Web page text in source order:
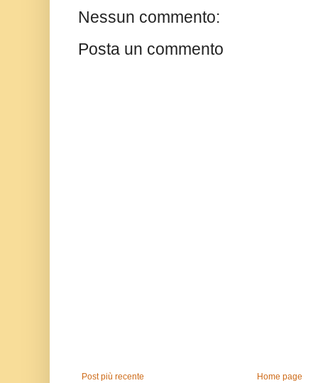
Nessun commento:
Posta un commento
Post più recente Home page